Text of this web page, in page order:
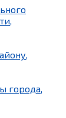
города,